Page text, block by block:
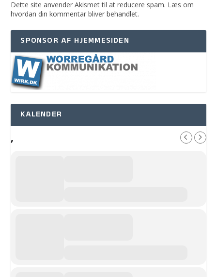
Dette site anvender Akismet til at reducere spam. Læs om
hvordan din kommentar bliver behandlet.
SPONSOR AF HJEMMESIDEN
KALENDER
,